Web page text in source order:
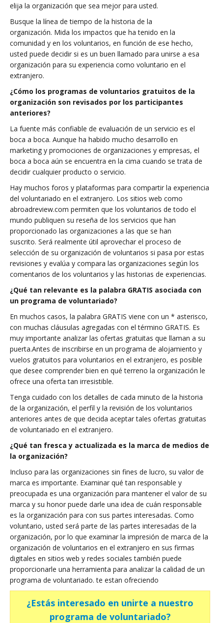
elija la organización que sea mejor para usted.
Busque la línea de tiempo de la historia de la
organización. Mida los impactos que ha tenido en la
comunidad y en los voluntarios, en función de ese hecho,
usted puede decidir si es un buen llamado para unirse a esa
organización para su experiencia como voluntario en el
extranjero.
¿Cómo los programas de voluntarios gratuitos de la
organización son revisados ​​por los participantes
anteriores?
La fuente más confiable de evaluación de un servicio es el
boca a boca. Aunque ha habido mucho desarrollo en
marketing y promociones de organizaciones y empresas, el
boca a boca aún se encuentra en la cima cuando se trata de
decidir cualquier producto o servicio.
Hay muchos foros y plataformas para compartir la experiencia
del voluntariado en el extranjero. Los sitios web como
abroadreview.com permiten que los voluntarios de todo el
mundo publiquen su reseña de los servicios que han
proporcionado las organizaciones a las que se han
suscrito. Será realmente útil aprovechar el proceso de
selección de su organización de voluntarios si pasa por estas
revisiones y evalúa y compara las organizaciones según los
comentarios de los voluntarios y las historias de experiencias.
¿Qué tan relevante es la palabra GRATIS asociada con
un programa de voluntariado?
En muchos casos, la palabra GRATIS viene con un * asterisco,
con muchas cláusulas agregadas con el término GRATIS. Es
muy importante analizar las ofertas gratuitas que llaman a su
puerta.Antes de inscribirse en un programa de alojamiento y
vuelos gratuitos para voluntarios en el extranjero, es posible
que desee comprender bien en qué terreno la organización le
ofrece una oferta tan irresistible.
Tenga cuidado con los detalles de cada minuto de la historia
de la organización, el perfil y la revisión de los voluntarios
anteriores antes de que decida aceptar tales ofertas gratuitas
de voluntariado en el extranjero.
¿Qué tan fresca y actualizada es la marca de medios de
la organización?
Incluso para las organizaciones sin fines de lucro, su valor de
marca es importante. Examinar qué tan responsable y
preocupada es una organización para mantener el valor de su
marca y su honor puede darle una idea de cuán responsable
es la organización para con sus partes interesadas. Como
voluntario, usted será parte de las partes interesadas de la
organización, por lo que examinar la impresión de marca de la
organización de voluntarios en el extranjero en sus firmas
digitales en sitios web y redes sociales también puede
proporcionarle una herramienta para analizar la calidad de un
programa de voluntariado. te estan ofreciendo
¿Estás interesado en unirte a nuestro
programa de voluntariado?